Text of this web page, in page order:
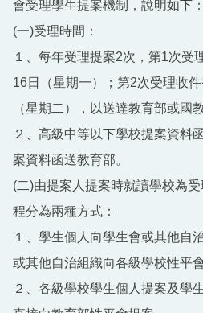
會受理學生提案機制，說明如下：
(一)受理時間：
１、每年受理提案2次，第1次受
16日（星期一）；第2次受理收
（星期二），以送達教育部或國
２、高級中等以下學校提案資料
案資料函送教育部。
(二)由提案人提案時就讀學校為
程分為兩種方式：
１、學生個人向學生會或其他自
或其他自治組織向各級學校性平會
２、各級學校學生個人提案及學